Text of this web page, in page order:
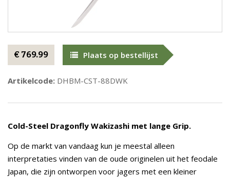
€ 769.99 Plaats op bestellijst
Artikelcode: DHBM-CST-88DWK
Cold-Steel Dragonfly Wakizashi met lange Grip.
Op de markt van vandaag kun je meestal alleen
interpretaties vinden van de oude originelen uit het feodale
Japan, die zijn ontworpen voor jagers met een kleiner